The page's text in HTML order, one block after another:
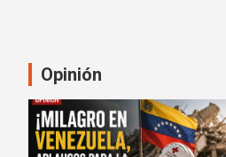
Opinión